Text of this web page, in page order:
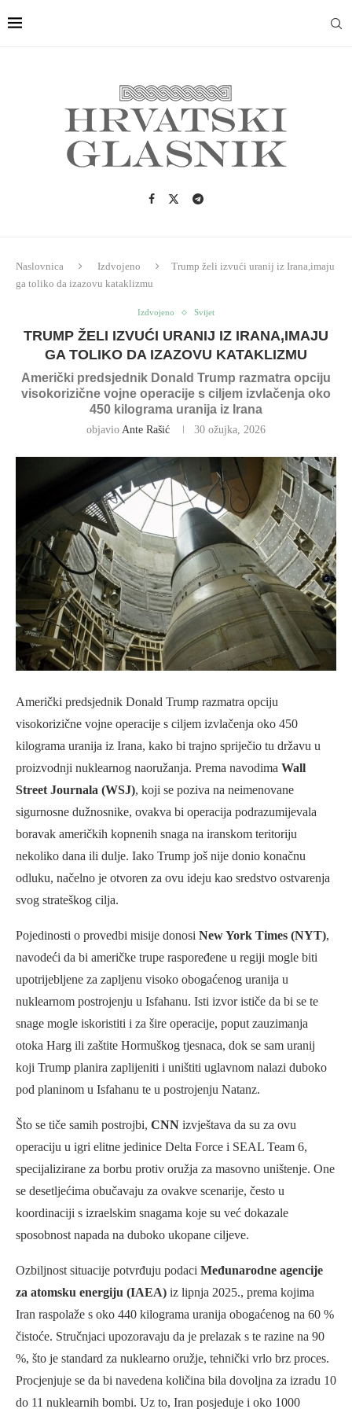
Naslovnica Izdvojeno
Trump želi izvući uranij iz Irana,imaju
ga toliko da izazovu kataklizmu
Izdvojeno Svijet
TRUMP ŽELI IZVUĆI URANIJ IZ IRANA,IMAJU
GA TOLIKO DA IZAZOVU KATAKLIZMU
Američki predsjednik Donald Trump razmatra opciju
visokorizične vojne operacije s ciljem izvlačenja oko
450 kilograma uranija iz Irana
objavio Ante Rašić 30 ožujka, 2026
Američki predsjednik Donald Trump razmatra opciju
visokorizične vojne operacije s ciljem izvlačenja oko 450
kilograma uranija iz Irana, kako bi trajno spriječio tu državu u
proizvodnji nuklearnog naoružanja. Prema navodima Wall
Street Journala (WSJ), koji se poziva na neimenovane
sigurnosne dužnosnike, ovakva bi operacija podrazumijevala
boravak američkih kopnenih snaga na iranskom teritoriju
nekoliko dana ili dulje. Iako Trump još nije donio konačnu
odluku, načelno je otvoren za ovu ideju kao sredstvo ostvarenja
svog strateškog cilja.
Pojedinosti o provedbi misije donosi New York Times (NYT),
navodeći da bi američke trupe raspoređene u regiji mogle biti
upotrijebljene za zapljenu visoko obogaćenog uranija u
nuklearnom postrojenju u Isfahanu. Isti izvor ističe da bi se te
snage mogle iskoristiti i za šire operacije, poput zauzimanja
otoka Harg ili zaštite Hormuškog tjesnaca, dok se sam uranij
koji Trump planira zaplijeniti i uništiti uglavnom nalazi duboko
pod planinom u Isfahanu te u postrojenju Natanz.
Što se tiče samih postrojbi, CNN izvještava da su za ovu
operaciju u igri elitne jedinice Delta Force i SEAL Team 6,
specijalizirane za borbu protiv oružja za masovno uništenje. One
se desetljećima obučavaju za ovakve scenarije, često u
koordinaciji s izraelskim snagama koje su već dokazale
sposobnost napada na duboko ukopane ciljeve.
Ozbiljnost situacije potvrđuju podaci Međunarodne agencije
za atomsku energiju (IAEA) iz lipnja 2025., prema kojima
Iran raspolaže s oko 440 kilograma uranija obogaćenog na 60 %
čistoće. Stručnjaci upozoravaju da je prelazak s te razine na 90
%, što je standard za nuklearno oružje, tehnički vrlo brz proces.
Procjenjuje se da bi navedena količina bila dovoljna za izradu 10
do 11 nuklearnih bombi. Uz to, Iran posjeduje i oko 1000